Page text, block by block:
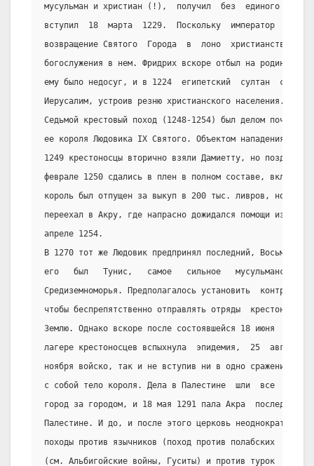
мусульман и христиан (!),  получил  без  единого
вступил  18  марта  1229.  Поскольку  император
возвращение Святого  Города  в  лоно  христианства
богослужения в нем. Фридрих вскоре отбыл на родину,
ему было недосуг, и в 1224  египетский  султан  снова
Иерусалим, устроив резню христианского населения.
Седьмой крестовый поход (1248-1254) был делом почти
ее короля Людовика IX Святого. Объектом нападения
1249 крестоносцы вторично взяли Дамиетту, но позднее
феврале 1250 сдались в плен в полном составе,
король был отпущен за выкуп в 200 тыс. ливров, но не
переехал в Акру, где напрасно дожидался помощи из
апреле 1254.
В 1270 тот же Людовик предпринял последний, Восьмой
его   был   Тунис,   самое   сильное   мусульманское
Средиземноморья. Предполагалось установить  контроль
чтобы беспрепятственно отправлять отряды
Землю. Однако вскоре после состоявшейся 18 июня
лагере крестоносцев вспыхнула  эпидемия,  25
ноября войско, так и не вступив ни в одно сражение,
с собой тело короля. Дела в Палестине  шли  все  хуже,
город за городом, и 18 мая 1291 пала Акра  последний
Палестине. И до, и после этого церковь неоднократно
походы против язычников (поход против полабских
(см. Альбигойские войны, Гуситы) и против турок  в